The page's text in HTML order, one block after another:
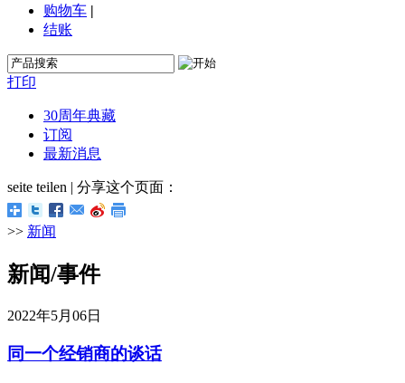
购物车 |
结账
打印
30周年典藏
订阅
最新消息
seite teilen | 分享这个页面：
>> 新闻
新闻/事件
2022年5月06日
同一个经销商的谈话